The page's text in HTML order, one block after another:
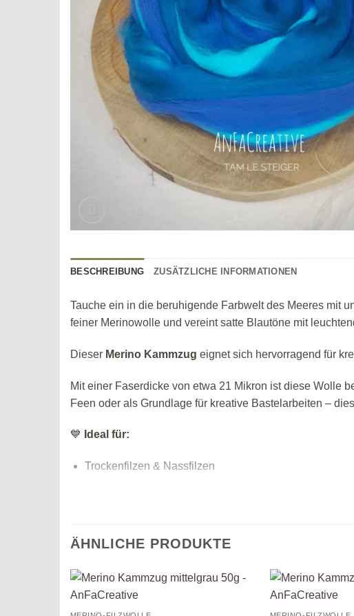
BESCHREIBUNG ZUSÄTZLICHE INFORMATIONEN
Tauche ein in die beruhigende Farbwelt des Meeres mit
feiner Merinowolle und vereint satte Blautöne mit
Dieser Merino Kammzug eignet sich hervorragend für
Mit einer Faserdicke von etwa 21 Mikron ist diese Wolle
Feen oder als Grundlage für kreative Bastelarbeiten –
💙 Ideal für:
Trockenfilzen & Nassfilzen
Inhalt:
ÄHNLICHE PRODUKTE